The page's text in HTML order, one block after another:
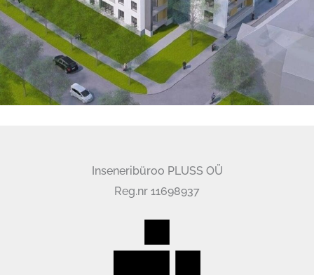
Inseneribüroo PLUSS OÜ
Reg.nr 11698937